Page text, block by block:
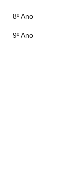
8º Ano
9º Ano